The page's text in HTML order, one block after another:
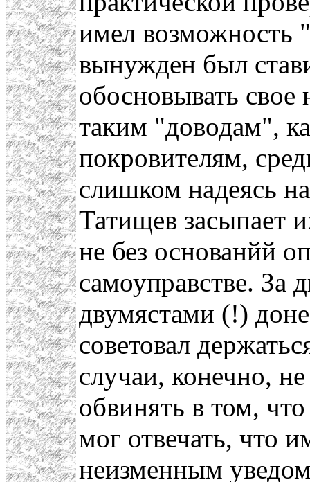
имел возможность
вынужден был
обосновывать
таким "доводам",
покровителям,
слишком надеясь
Татищев засыпает
не без основанйй
самоуправстве. За
двумястами (!)
советовал
случаи, конечно,
обвинять в том,
мог отвечать, что
неизменным